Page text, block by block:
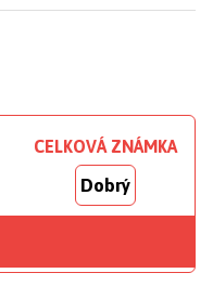
CELKOVÁ ZNÁMKA
Dobrý